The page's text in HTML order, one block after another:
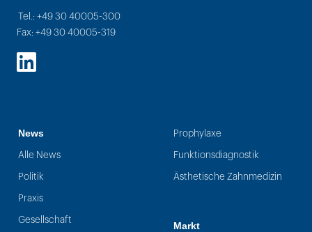
Tel.: +49 30 40005-300
Fax: +49 30 40005-319
LinkedIn
News
Alle News
Politik
Praxis
Gesellschaft
Prophylaxe
Funktionsdiagnostik
Ästhetische Zahnmedizin
Markt